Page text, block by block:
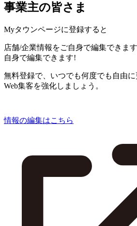
事業主の皆さま
Myタウンページに登録すると
店舗/企業情報をご自身で編集できま
自身で編集できます!
無料登録で、いつでも何度でも自由に
Web集客を強化しましょう。
情報の編集はこちら